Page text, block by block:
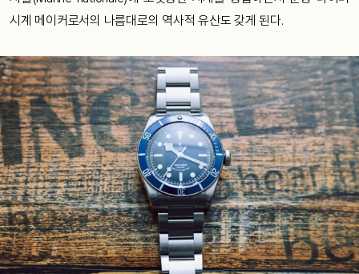
시계 메이커로서의 나름대로의 역사적 유산도 갖게 된다.